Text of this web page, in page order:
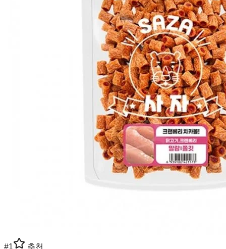
#1 추천